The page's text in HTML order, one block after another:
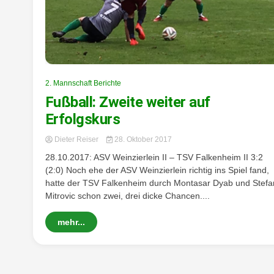
2. Mannschaft Berichte
Fußball: Zweite weiter auf
Erfolgskurs
Dieter Reiser 28. Oktober 2017
28.10.2017: ASV Weinzierlein II – TSV Falkenheim II 3:2
(2:0) Noch ehe der ASV Weinzierlein richtig ins Spiel fand,
hatte der TSV Falkenheim durch Montasar Dyab und
Mitrovic schon zwei, drei dicke Chancen....
mehr...